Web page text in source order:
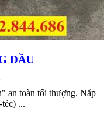
DẦU
an toàn tối thượng. Nắp
...